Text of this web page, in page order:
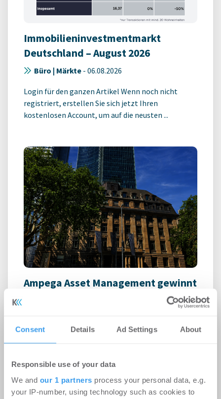
Consent Details Ad Settings About
Responsible use of your data
We and our 1 partners process your personal data, e.g.
your IP-number, using technology such as cookies to
Immobilieninvestmentmarkt
Deutschland – August 2026
Büro | Märkte - 06.08.2026
Login für den ganzen Artikel Wenn noch nicht
registriert, erstellen Sie sich jetzt Ihren
kostenlosen Account, um auf die neusten ...
Ampega Asset Management gewinnt
Login für den ganzen Artikel Wenn noch nicht
kostenlosen Account, um auf die neusten ...